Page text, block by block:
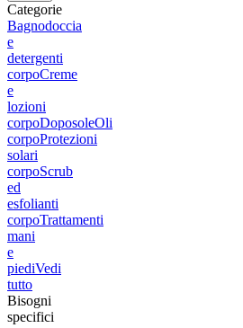
Categorie
Bagnodoccia
e
detergenti
corpoCreme
e
lozioni
corpoDoposoleOli
corpoProtezioni
solari
corpoScrub
ed
esfolianti
corpoTrattamenti
mani
e
piediVedi
tutto
Bisogni
specifici